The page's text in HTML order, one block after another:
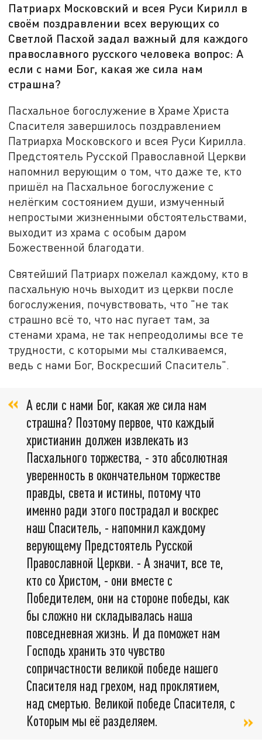
Патриарх Московский и всея Руси Кирилл в
своём поздравлении всех верующих со
Светлой Пасхой задал важный для каждого
православного русского человека вопрос: А
если с нами Бог, какая же сила нам
страшна?
Пасхальное богослужение в Храме Христа
Спасителя завершилось поздравлением
Патриарха Московского и всея Руси Кирилла.
Предстоятель Русской Православной Церкви
напомнил верующим о том, что даже те, кто
пришёл на Пасхальное богослужение с
нелёгким состоянием души, измученный
непростыми жизненными обстоятельствами,
выходит из храма с особым даром
Божественной благодати.
Святейший Патриарх пожелал каждому, кто в
пасхальную ночь выходит из церкви после
богослужения, почувствовать, что "не так
страшно всё то, что нас пугает там, за
стенами храма, не так непреодолимы все те
трудности, с которыми мы сталкиваемся,
ведь с нами Бог, Воскресший Спаситель".
А если с нами Бог, какая же сила нам
страшна? Поэтому первое, что каждый
христианин должен извлекать из
Пасхального торжества, - это абсолютная
уверенность в окончательном торжестве
правды, света и истины, потому что
именно ради этого пострадал и воскрес
наш Спаситель, - напомнил каждому
верующему Предстоятель Русской
Православной Церкви. - А значит, все те,
кто со Христом, - они вместе с
Победителем, они на стороне победы, как
бы сложно ни складывалась наша
повседневная жизнь. И да поможет нам
Господь хранить это чувство
сопричастности великой победе нашего
Спасителя над грехом, над проклятием,
над смертью. Великой победе Спасителя, с
Которым мы её разделяем.